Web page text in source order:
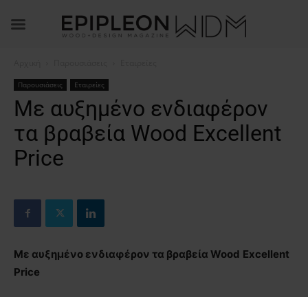
Παρουσιάσεις Εταιρείες
Με αυξημένο ενδιαφέρον
τα βραβεία Wood Excellent
Price
Με αυξημένο ενδιαφέρον τα βραβεία Wood Excellent
Price